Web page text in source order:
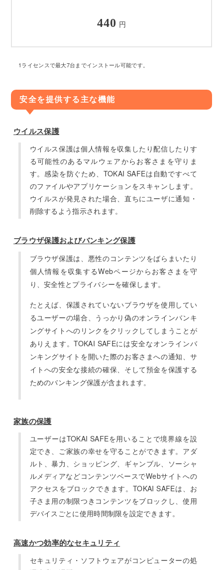
440 円
1ライセンスで最大7台までインストール可能です。
安全を提供する主な機能
ウイルス保護
ウイルス保護は個人情報を収集したり配信したりす
る可能性のあるマルウェアからお客さまを守りま
す。感染を防ぐため、TOKAI SAFEは自動ですべて
のファイルやアプリケーションをスキャンします。
ウイルスが発見された場合、直ちにユーザに通知・
削除するよう指示されます。
ブラウザ保護およびバンキング保護
ブラウザ保護は、悪性のコンテンツをばらまいたり
個人情報を収集するWebページからお客さまを守
り、安全性とプライバシーを確保します。
たとえば、保護されていないブラウザを使用してい
るユーザーの場合、うっかり偽のオンラインバンキ
ングサイトへのリンクをクリックしてしまうことが
ありえます。TOKAI SAFEには安全なオンラインバ
ンキングサイトを開いた際のお客さまへの通知、サ
イトへの安全な接続の確保、そして預金を保護する
ためのバンキング保護が含まれます。
家族の保護
ユーザーはTOKAI SAFEを用いることで境界線を設
定でき、ご家族の幸せを守ることができます。アダ
ルト、暴力、ショッピング、ギャンブル、ソーシャ
ルメディアなどコンテンツベースでWebサイトへの
アクセスをブロックできます。TOKAI SAFEは、お
子さま用の制限つきコンテンツをブロックし、使用
デバイスごとに使用時間制限を設定できます。
高速かつ効率的なセキュリティ
セキュリティ・ソフトウェアがコンピューターの処